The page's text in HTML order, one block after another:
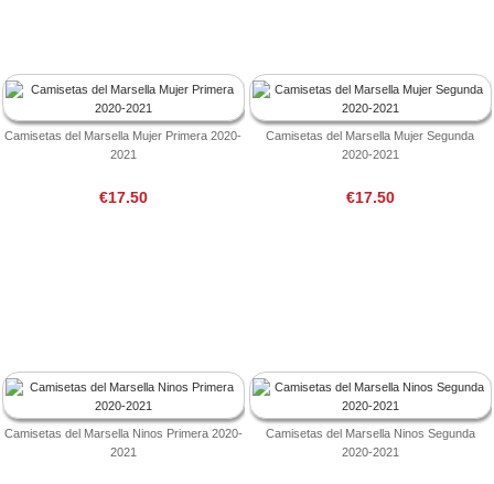
Camisetas del Marsella Mujer Primera 2020-
2021
€17.50
Camisetas del Marsella Mujer Segunda
2020-2021
€17.50
Camisetas del Marsella Ninos Primera 2020-
2021
Camisetas del Marsella Ninos Segunda
2020-2021